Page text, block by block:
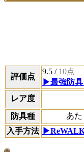
評価点
9.5 / 10点
▶最強防
レア度
防具種
あた
入手方法